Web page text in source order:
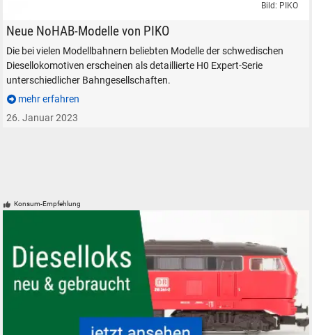
PIKO H0 Expert Modelle der NoHAB Diesellokomotiven.
Bild: PIKO
Neue NoHAB-Modelle von PIKO
Die bei vielen Modellbahnern beliebten Modelle der schwedischen
Diesellokomotiven erscheinen als detaillierte H0 Expert-Serie
unterschiedlicher Bahngesellschaften.
mehr erfahren
26. Januar 2023
Konsum-Empfehlung